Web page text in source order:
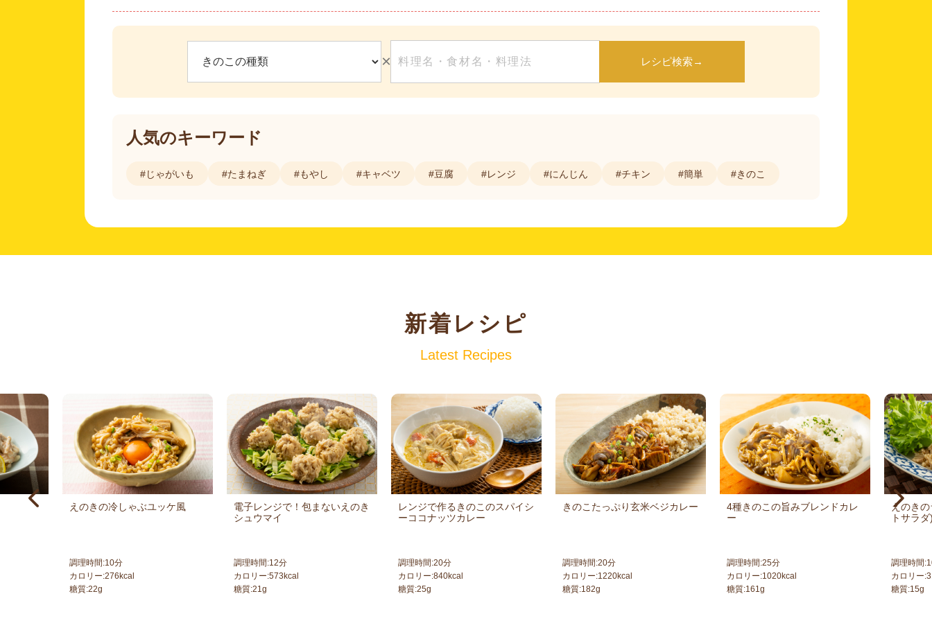
× レシピ検索→
人気のキーワード
#じゃがいも #たまねぎ #もやし #キャベツ #豆腐 #レンジ #にんじん #チキン #簡単 #きのこ
新着レシピ
Latest Recipes
えのきの冷しゃぶユッケ風
調理時間:10分
カロリー:276kcal
糖質:22g
電子レンジで！包まないえのき
シュウマイ
調理時間:12分
カロリー:573kcal
糖質:21 g
レンジで作るきのこのスパイシ
ーココナッツカレー
調理時間:20分
カロリー:840kcal
糖質:25g
きのこたっぷり玄米ベジカレー
調理時間:20分
カロリー:1220kcal
糖質:182g
4種きのこの旨みブレンドカレ
ー
調理時間:25分
カロリー:1020kcal
糖質:161 g
えのき
トサラ
調理時間:
カロリー:
糖質:15g